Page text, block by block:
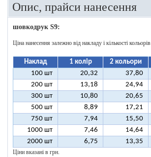
Опис, прайси нанесення
шовкодрук S9:
Ціна нанесення залежно від накладу і кількості кольорів
Наклад 1 колір 2 кольори
100 шт
20,32 37,80
200 шт
13,18 24,94
300 шт
10,80 20,65
500 шт
8,89 17,21
750 шт
7,94 15,50
1000 шт
7,46 14,64
2000 шт
6,75 13,35
Ціни вказані в грн.